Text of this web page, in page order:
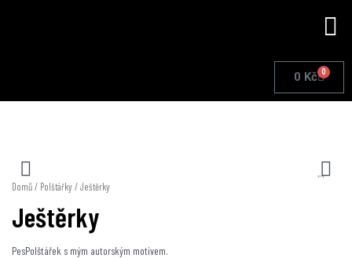
0 Kč 0Cart
Domů/ Polštářky/ Ještěrky
Ještěrky
PesPolštářek s mým autorským motivem.